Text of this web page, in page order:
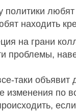
политики
находить
на грани
проблемы,
таки объявит
изменения по